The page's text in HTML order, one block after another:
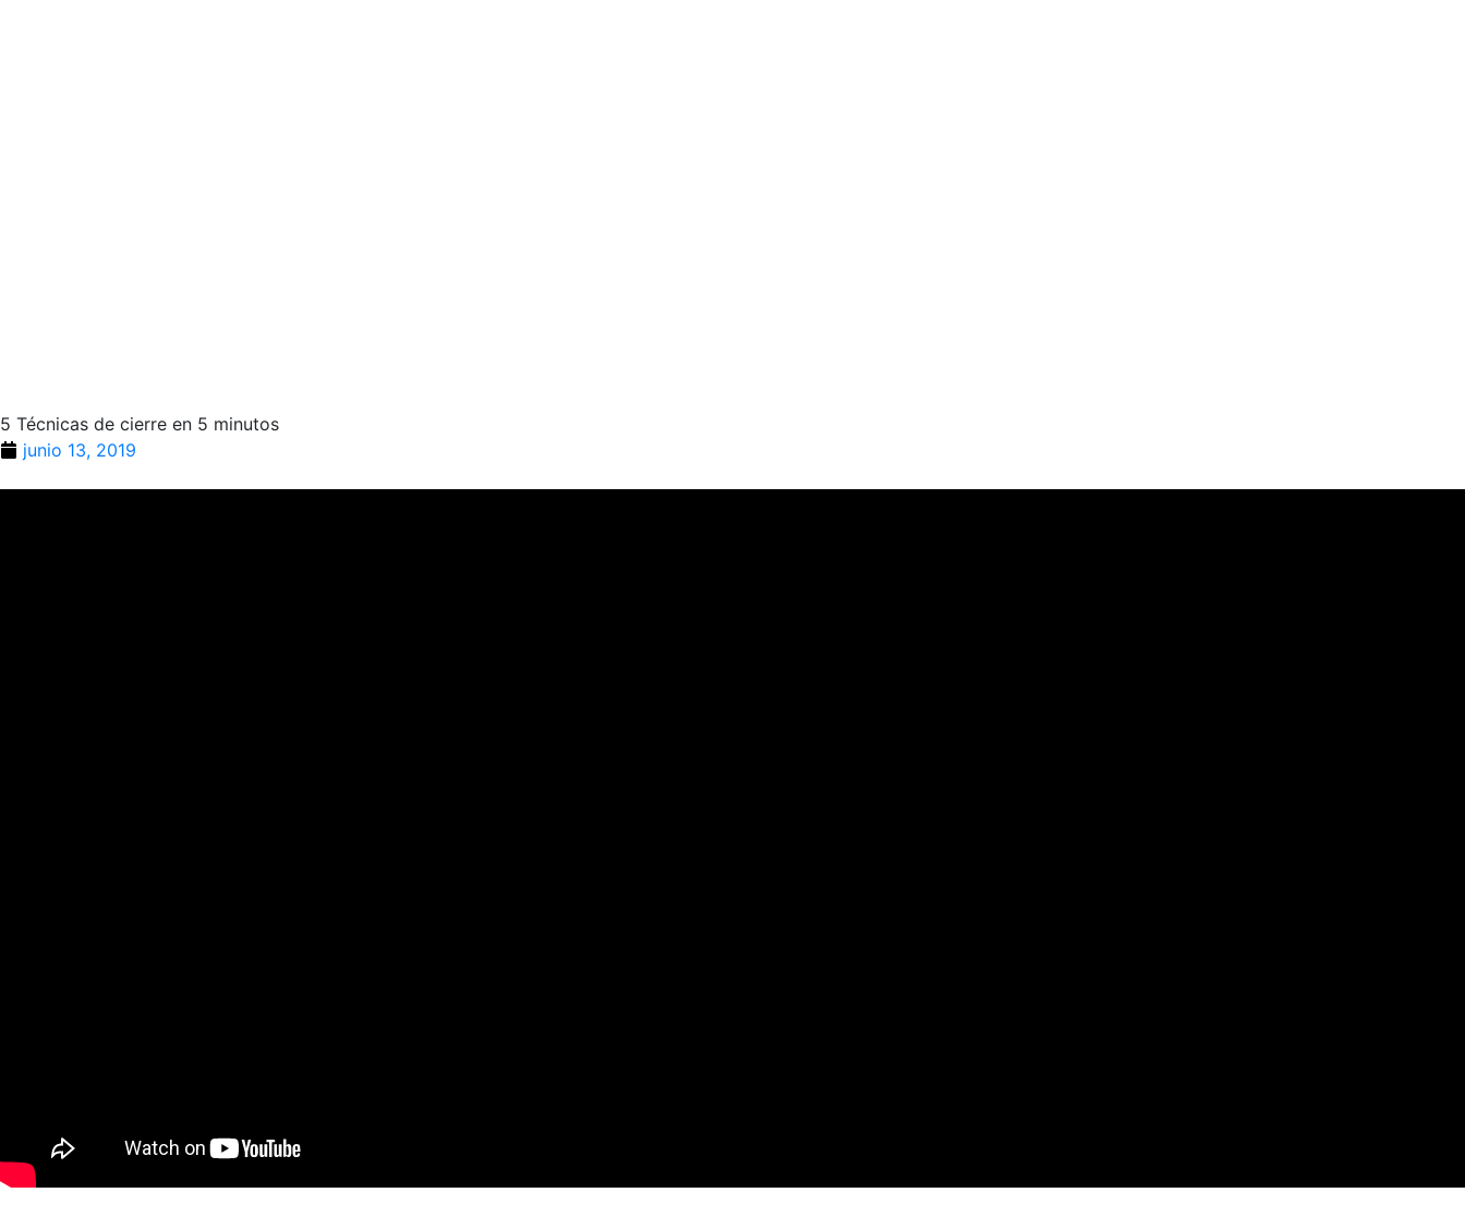
5 Técnicas de cierre en 5 minutos
junio 13, 2019